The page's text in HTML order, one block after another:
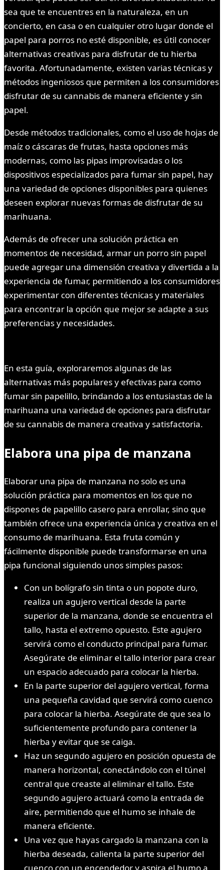
sea que te encuentres en la naturaleza, en un
concierto, en casa o en cualquier otro lugar donde el
papel para porros no esté disponible, es útil conocer
alternativas creativas para disfrutar de tu hierba
favorita. Afortunadamente, existen varias técnicas y
métodos ingeniosos que permiten a los consumidores
disfrutar de su cannabis de manera eficiente y sin
papel.
Desde métodos tradicionales, como el uso de hojas de
maíz o cáscaras de frutas, hasta opciones más
modernas, como las pipas improvisadas o los
dispositivos especializados para fumar sin papel, hay
una variedad de opciones disponibles para quienes
deseen explorar nuevas formas de disfrutar de su
marihuana.
Además de ofrecer una solución práctica en
momentos de necesidad, armar un porro sin papel
puede agregar una dimensión creativa y divertida a la
experiencia de fumar, permitiendo a los consumidores
experimentar con diferentes técnicas y materiales
para encontrar la opción que mejor se adapte a sus
preferencias y necesidades.
En esta guía, exploraremos algunas de las
alternativas más populares y efectivas para como
fumar sin papelillo, brindando a los entusiastas de la
marihuana una variedad de opciones para disfrutar
de su cannabis de manera creativa y satisfactoria.
Elabora una pipa de manzana
Elaborar una pipa de manzana no solo es una
solución práctica para momentos en los que no
dispones de papelillo casero para enrollar, sino que
también ofrece una experiencia única y creativa en el
consumo de marihuana. Esta fruta común y
fácilmente disponible puede transformarse en una
pipa funcional siguiendo unos simples pasos:
Con un bolígrafo sin tinta o un popote duro,
realiza un agujero vertical desde la parte
superior de la manzana, donde se encuentra el
tallo, hasta el extremo opuesto. Este agujero
servirá como el conducto principal para fumar.
Asegúrate de eliminar el tallo interior para crear
un espacio adecuado para colocar la hierba.
En la parte superior del agujero vertical, forma
una pequeña cavidad que servirá como cuenco
para colocar la hierba. Asegúrate de que sea lo
suficientemente profundo para contener la
hierba y evitar que se caiga.
Haz un segundo agujero en posición opuesta de
manera horizontal, conectándolo con el túnel
central que creaste al eliminar el tallo. Este
segundo agujero actuará como la entrada de
aire, permitiendo que el humo se inhale de
manera eficiente.
Una vez que hayas cargado la manzana con la
hierba deseada, calienta la parte superior del
cuenco con un encendedor y aspira el humo a